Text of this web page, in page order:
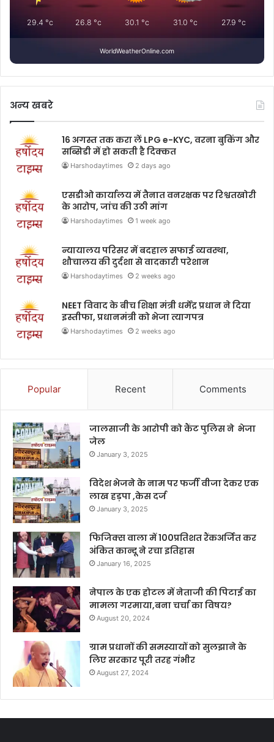
29.4 °c 26.8 °c 30.1 °c 31.0 °c 27.9 °c
WorldWeatherOnline.com
अन्य खबरे
16 अगस्त तक करा लें LPG e-KYC, वरना बुकिंग और
सब्सिडी में हो सकती है दिक्कत
Harshodaytimes 2 days ago
एसडीओ कार्यालय में तैनात वनरक्षक पर रिश्वतखोरी
के आरोप, जांच की उठी मांग
Harshodaytimes 1 week ago
न्यायालय परिसर में बदहाल सफाई व्यवस्था,
शौचालय की दुर्दशा से वादकारी परेशान
Harshodaytimes 2 weeks ago
NEET विवाद के बीच शिक्षा मंत्री धर्मेंद्र प्रधान ने दिया
इस्तीफा, प्रधानमंत्री को भेजा त्यागपत्र
Harshodaytimes 2 weeks ago
Popular Recent Comments
जालसाजी के आरोपी को कैंट पुलिस ने भेजा
जेल
January 3, 2025
विदेश भेजने के नाम पर फर्जी वीजा देकर एक
लाख हड़पा ,केस दर्ज
January 3, 2025
फिजिक्स वाला में 100प्रतिशत रैंकअर्जित कर
अंकित कान्दू ने रचा इतिहास
January 16, 2025
नेपाल के एक होटल में नेताजी की पिटाई का
मामला गरमाया,बना चर्चा का विषय?
August 20, 2024
ग्राम प्रधानों की समस्यायों को सुलझाने के
लिए सरकार पूरी तरह गंभीर
August 27, 2024